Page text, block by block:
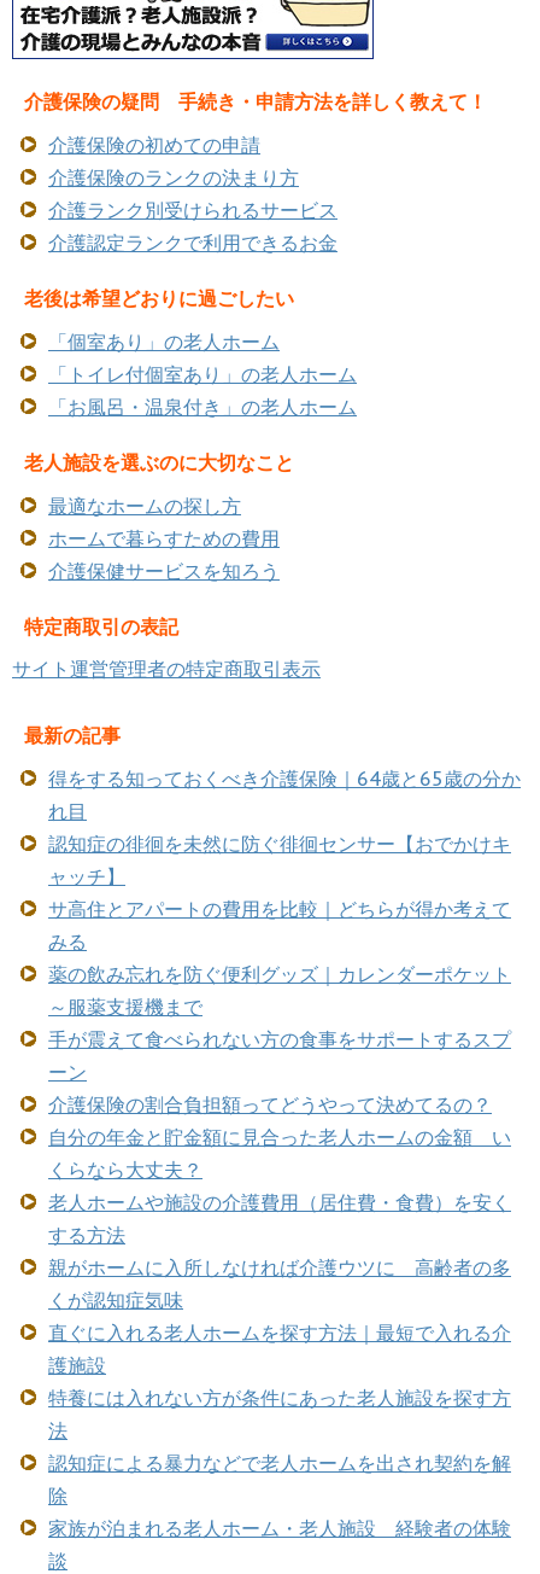
介護保険の疑問 手続き・申請方法を詳しく教えて！
介護保険の初めての申請
介護保険のランクの決まり方
介護ランク別受けられるサービス
介護認定ランクで利用できるお金
老後は希望どおりに過ごしたい
「個室あり」の老人ホーム
「トイレ付個室あり」の老人ホーム
「お風呂・温泉付き」の老人ホーム
老人施設を選ぶのに大切なこと
最適なホームの探し方
ホームで暮らすための費用
介護保健サービスを知ろう
特定商取引の表記
サイト運営管理者の特定商取引表示
最新の記事
得をする知っておくべき介護保険｜64歳と65歳の分か
れ目
認知症の徘徊を未然に防ぐ徘徊センサー【おでかけキ
ャッチ】
サ高住とアパートの費用を比較｜どちらが得か考えて
みる
薬の飲み忘れを防ぐ便利グッズ｜カレンダーポケット
～服薬支援機まで
手が震えて食べられない方の食事をサポートするスプ
ーン
介護保険の割合負担額ってどうやって決めてるの？
自分の年金と貯金額に見合った老人ホームの金額 い
くらなら大丈夫？
老人ホームや施設の介護費用（居住費・食費）を安く
する方法
親がホームに入所しなければ介護ウツに 高齢者の多
くが認知症気味
直ぐに入れる老人ホームを探す方法｜最短で入れる介
護施設
特養には入れない方が条件にあった老人施設を探す方
法
認知症による暴力などで老人ホームを出され契約を解
除
家族が泊まれる老人ホーム・老人施設 経験者の体験
談